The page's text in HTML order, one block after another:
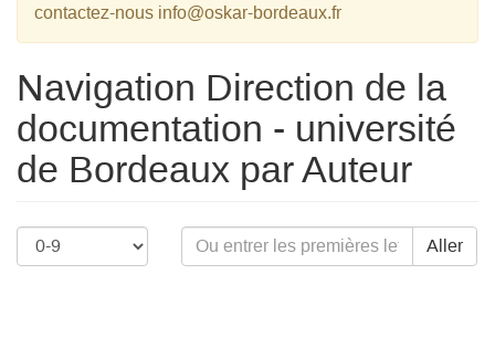
contactez-nous info@oskar-bordeaux.fr
Navigation Direction de la
documentation - université
de Bordeaux par Auteur
Aller